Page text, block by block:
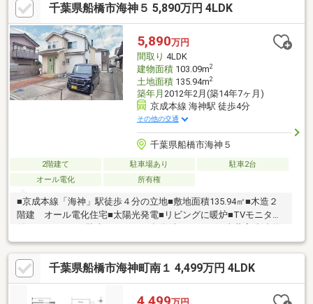
千葉県船橋市海神５ 5,890万円 4LDK
5,890万円
間取り 4LDK
建物面積103.09m2
土地面積135.94m2
築年月 2012年2月(築14年7ヶ月)
京成本線 海神駅 徒歩4分
その他の交通
千葉県船橋市海神５
2階建て 駐車場あり
駐車2台
オール電化
所有権
■京成本線「海神」駅徒歩４分の立地■敷地面積135.94㎡■木造２
階建 オール電化住宅■太陽光発電■リビングに暖炉■TVモニター
「東海神」駅も利用可能(徒歩16分)※司法書士は売主指定
千葉県船橋市海神町南１ 4,499万円 4LDK